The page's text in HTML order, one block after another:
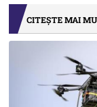
CITEȘTE MAI